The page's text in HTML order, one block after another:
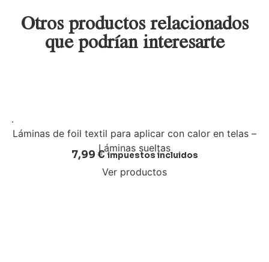
Otros productos relacionados
que podrían interesarte
Láminas de foil textil para aplicar con calor en telas –
Láminas sueltas
7,99€ impuestos incluidos
Ver productos